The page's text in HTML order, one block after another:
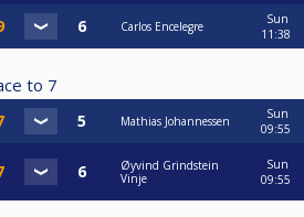
Carlos Encelegre
Sun
11:38
to 7
Mathias Johannessen
Sun
09:55
Øyvind Grindstein
Vinje
Sun
09:55